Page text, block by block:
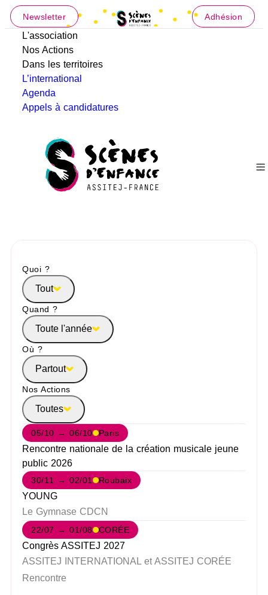
Newsletter Adhésion
L'association
Nos Actions
Dans les territoires
L’international
Agenda
Appels à candidatures
Quoi ?
Tout
Quand ?
Toute l'année
Où ?
Partout
Nos Actions
Toutes
05/10 → 06/10 Paris
Rencontre nationale de la création musicale jeune
public 2026
30/11 → 02/01 Roubaix
YOUNG
Le Gymnase CDCN
22/07 → 01/08 CORÉE
Congrès ASSITEJ 2027
ASSITEJ INTERNATIONAL et ASSITEJ CORÉE
Rencontre